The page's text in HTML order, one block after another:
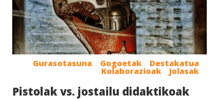
Destakatua
Gogoetak
Gurasotasuna
Jolasak
Kolaborazioak
Pistolak vs. jostailu didaktikoak